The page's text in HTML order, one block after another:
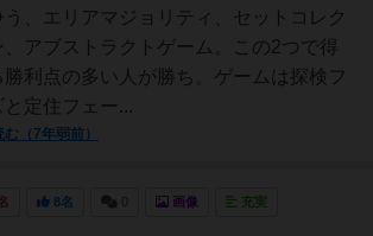
う、エリアマジョリティ、セットコレク
、アブストラクトゲーム。この2つで得
勝利点の多い人が勝ち。ゲームは探検フ
と定住フェー...
（7年弱前）
8名 画像 充実